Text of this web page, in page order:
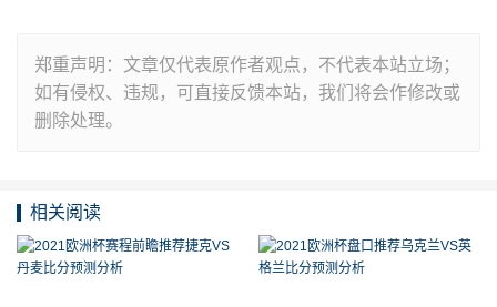
郑重声明：文章仅代表原作者观点，不代表本站立场；
如有侵权、违规，可直接反馈本站，我们将会作修改或
删除处理。
相关阅读